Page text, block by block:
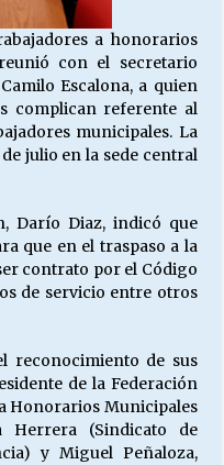
HONORARIOS, DESPIDOS
Novarum a 135 años. “La
Our Souls (Salvar
sueldo?
a honorarios
con el secretario
Escalona, a quien
complican referente al
municipales. La
julio en la sede central
Darío Diaz, indicó que
que en el traspaso a la
contrato por el Código
de servicio entre otros
reconocimiento de sus
de la Federación
a Honorarios Municipales
(Sindicato de
y Miguel Peñaloza,